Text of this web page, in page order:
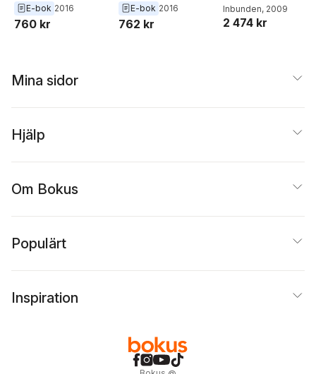
E-bok 2016
760 kr
E-bok 2016
762 kr
Inbunden, 2009
2 474 kr
Mina sidor
Hjälp
Om Bokus
Populärt
Inspiration